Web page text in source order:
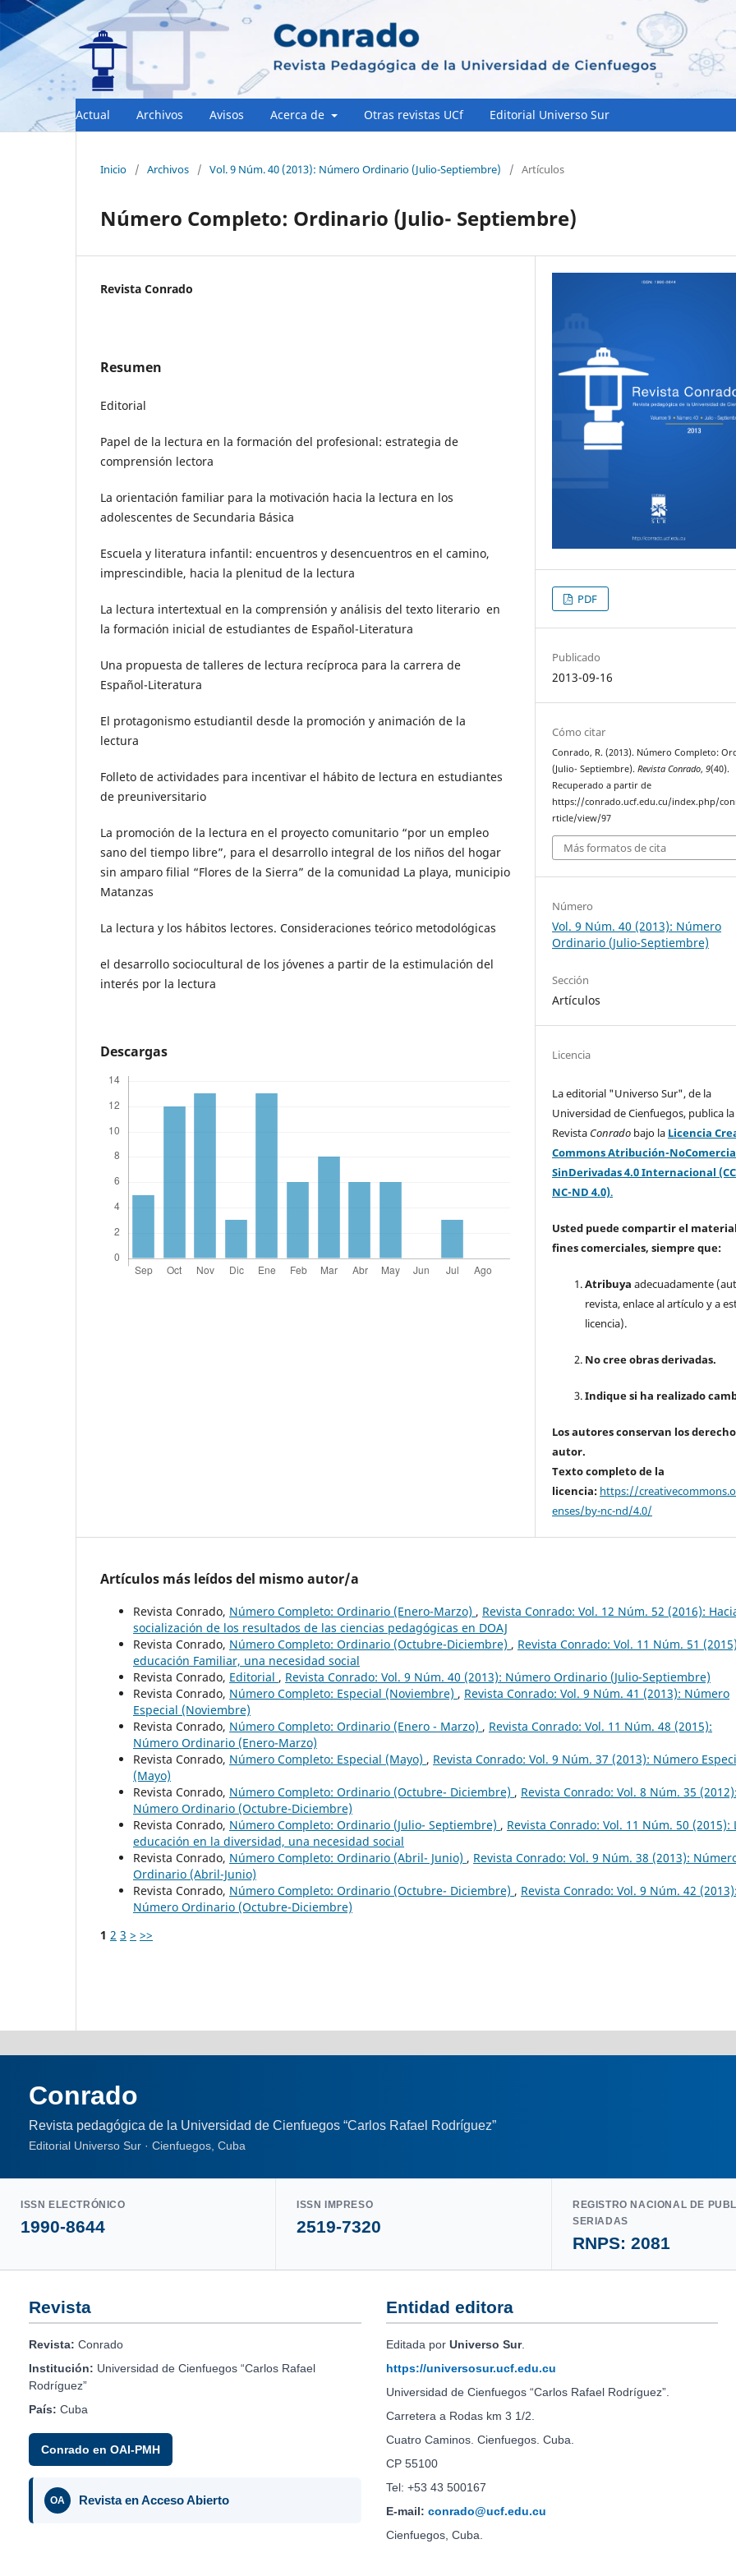
Actual Archivos Avisos Acerca de Otras revistas UCf Editorial Universo Sur
Inicio / Archivos / Vol. 9 Núm. 40 (2013): Número Ordinario (Julio-Septiembre) / Artículos
Número Completo: Ordinario (Julio- Septiembre)
Revista Conrado
Resumen
Editorial
Papel de la lectura en la formación del profesional: estrategia de
comprensión lectora
La orientación familiar para la motivación hacia la lectura en los
adolescentes de Secundaria Básica
Escuela y literatura infantil: encuentros y desencuentros en el camino,
imprescindible, hacia la plenitud de la lectura
La lectura intertextual en la comprensión y análisis del texto literario en
la formación inicial de estudiantes de Español-Literatura
Una propuesta de talleres de lectura recíproca para la carrera de
Español-Literatura
El protagonismo estudiantil desde la promoción y animación de la
lectura
Folleto de actividades para incentivar el hábito de lectura en estudiantes
de preuniversitario
La promoción de la lectura en el proyecto comunitario “por un empleo
sano del tiempo libre”, para el desarrollo integral de los niños del hogar
sin amparo filial “Flores de la Sierra” de la comunidad La playa, municipio
Matanzas
La lectura y los hábitos lectores. Consideraciones teórico metodológicas
el desarrollo sociocultural de los jóvenes a partir de la estimulación del
interés por la lectura
Descargas
PDF
Publicado
2013-09-16
Cómo citar
Conrado, R. (2013). Número Completo:
(Julio- Septiembre).Revista Conrado,9(40).
Recuperado a partir de
https://conrado.ucf.edu.cu/index.php/
rticle/view/97
Más formatos de cita
Número
Vol. 9 Núm. 40 (2013): Número
Ordinario (Julio-Septiembre)
Sección
Artículos
Licencia
La editorial "Universo Sur", de la
Universidad de Cienfuegos, publica la
Revista Conrado bajo la Licencia
Commons Atribución-
SinDerivadas 4.0 Internacional (CC
NC-ND 4.0).
Usted puede compartir el
fines comerciales, siempre que:
Atribuya adecuadamente
revista, enlace al artículo y a
licencia).
No cree obras derivadas.
Indique si ha realizado
Los autores conservan los
autor.
Texto completo de la
licencia: https://
enses/by-nc-nd/4.0/
Artículos más leídos del mismo autor/a
Revista Conrado, Número Completo: Ordinario (Enero-Marzo) , Revista Conrado: Vol. 12 Núm. 52 (2016):
socialización de los resultados de las ciencias pedagógicas en DOAJ
Revista Conrado, Número Completo: Ordinario (Octubre-Diciembre) , Revista Conrado: Vol. 11 Núm. 51
educación Familiar, una necesidad social
Revista Conrado, Editorial , Revista Conrado: Vol. 9 Núm. 40 (2013): Número Ordinario (Julio-Septiembre)
Revista Conrado, Número Completo: Especial (Noviembre) , Revista Conrado: Vol. 9 Núm. 41 (2013): Número
Especial (Noviembre)
Revista Conrado, Número Completo: Ordinario (Enero - Marzo) , Revista Conrado: Vol. 11 Núm. 48 (2015):
Número Ordinario (Enero-Marzo)
Revista Conrado, Número Completo: Especial (Mayo) , Revista Conrado: Vol. 9 Núm. 37 (2013): Número
(Mayo)
Revista Conrado, Número Completo: Ordinario (Octubre- Diciembre) , Revista Conrado: Vol. 8 Núm. 35 (2012):
Número Ordinario (Octubre-Diciembre)
Revista Conrado, Número Completo: Ordinario (Julio- Septiembre) , Revista Conrado: Vol. 11 Núm. 50 (2015):
educación en la diversidad, una necesidad social
Revista Conrado, Número Completo: Ordinario (Abril- Junio) , Revista Conrado: Vol. 9 Núm. 38 (2013):
Ordinario (Abril-Junio)
Revista Conrado, Número Completo: Ordinario (Octubre- Diciembre) , Revista Conrado: Vol. 9 Núm. 42 (2013):
Número Ordinario (Octubre-Diciembre)
1 2 3 > >>
Conrado
Revista pedagógica de la Universidad de Cienfuegos “Carlos Rafael Rodríguez”
Editorial Universo Sur · Cienfuegos, Cuba
ISSN ELECTRÓNICO
1990-8644
ISSN IMPRESO
2519-7320
REGISTRO NACIONAL DE
SERIADAS
RNPS: 2081
Revista
Revista: Conrado
Institución: Universidad de Cienfuegos “Carlos Rafael
Rodríguez”
País: Cuba
Conrado en OAI-PMH
OA Revista en Acceso Abierto
Entidad editora
Editada por Universo Sur.
https://universosur.ucf.edu.cu
Universidad de Cienfuegos “Carlos Rafael Rodríguez”.
Carretera a Rodas km 3 1/2.
Cuatro Caminos. Cienfuegos. Cuba.
CP 55100
Tel: +53 43 500167
E-mail: conrado@ucf.edu.cu
Cienfuegos, Cuba.